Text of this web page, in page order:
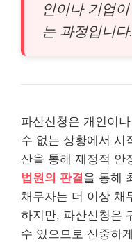
인이나 기업
는 과정입니다.
파산신청은 개인이
수 없는 상황에서 시
산을 통해 재정적 안
법원의 판결 을 통해
채무자는 더 이상 채
하지만, 파산신청은
수 있으므로 신중하